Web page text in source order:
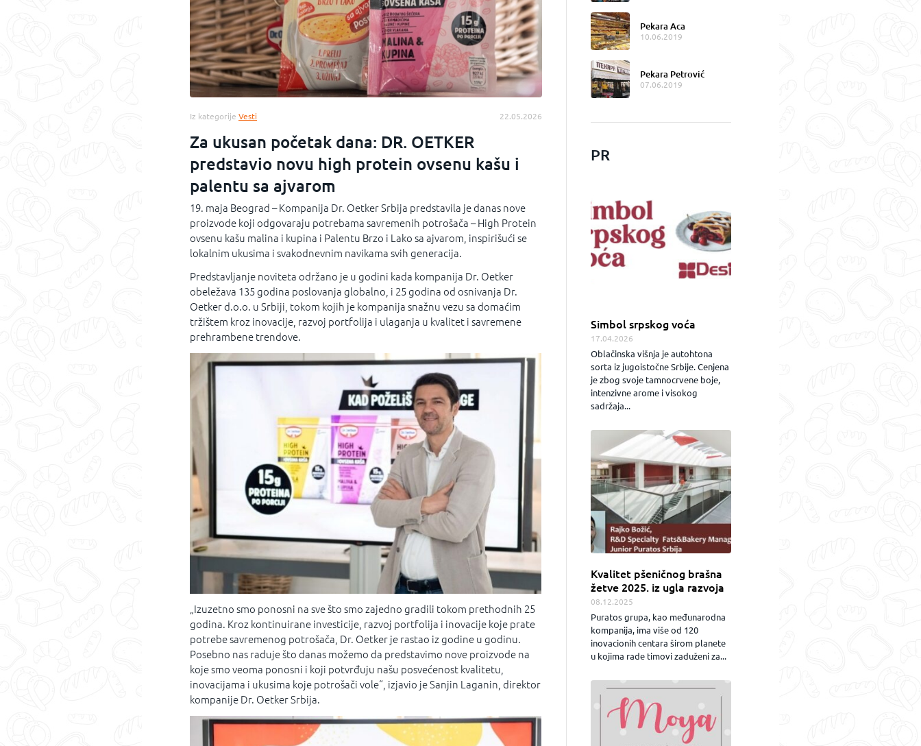
Iz kategorije Vesti 22.05.2026
Za ukusan početak dana: DR. OETKER
predstavio novu high protein ovsenu kašu i
palentu sa ajvarom
19. maja Beograd – Kompanija Dr. Oetker Srbija predstavila je danas nove
proizvode koji odgovaraju potrebama savremenih potrošača – High Protein
ovsenu kašu malina i kupina i Palentu Brzo i Lako sa ajvarom, inspirišući se
lokalnim ukusima i svakodnevnim navikama svih generacija.
Predstavljanje noviteta održano je u godini kada kompanija Dr. Oetker
obeležava 135 godina poslovanja globalno, i 25 godina od osnivanja Dr.
Oetker d.o.o. u Srbiji, tokom kojih je kompanija snažnu vezu sa domaćim
tržištem kroz inovacije, razvoj portfolija i ulaganja u kvalitet i savremene
prehrambene trendove.
„Izuzetno smo ponosni na sve što smo zajedno gradili tokom prethodnih 25
godina. Kroz kontinuirane investicije, razvoj portfolija i inovacije koje prate
potrebe savremenog potrošača, Dr. Oetker je rastao iz godine u godinu.
Posebno nas raduje što danas možemo da predstavimo nove proizvode na
koje smo veoma ponosni i koji potvrđuju našu posvećenost kvalitetu,
inovacijama i ukusima koje potrošači vole“, izjavio je Sanjin Laganin, direktor
kompanije Dr. Oetker Srbija.
Pekara Aca
10.06.2019
Pekara Petrović
07.06.2019
PR
Simbol srpskog voća
17.04.2026
Oblačinska višnja je autohtona
sorta iz jugoistočne Srbije. Cenjena
je zbog svoje tamnocrvene boje,
intenzivne arome i visokog
sadržaja...
Kvalitet pšeničnog brašna
žetve 2025. iz ugla razvoja
08.12.2025
Puratos grupa, kao međunarodna
kompanija, ima više od 120
inovacionih centara širom planete
u kojima rade timovi zaduženi za...